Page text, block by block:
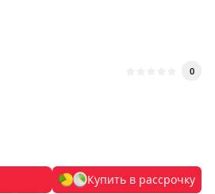
0
Купить в рассрочку